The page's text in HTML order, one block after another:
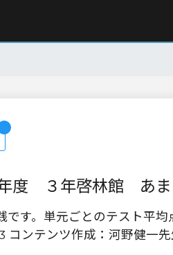
度 ３年啓林館 あ
です。単元ごとのテスト平
コンテンツ作成：河野健一